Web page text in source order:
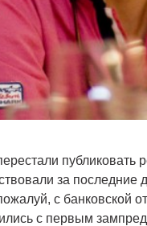
публиковать
за последние
с банковской
с первым